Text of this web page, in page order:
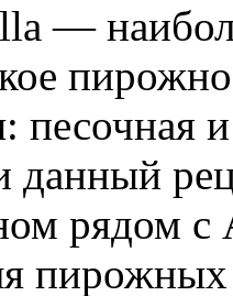
—
песочная
данный
рядом с
пирожных